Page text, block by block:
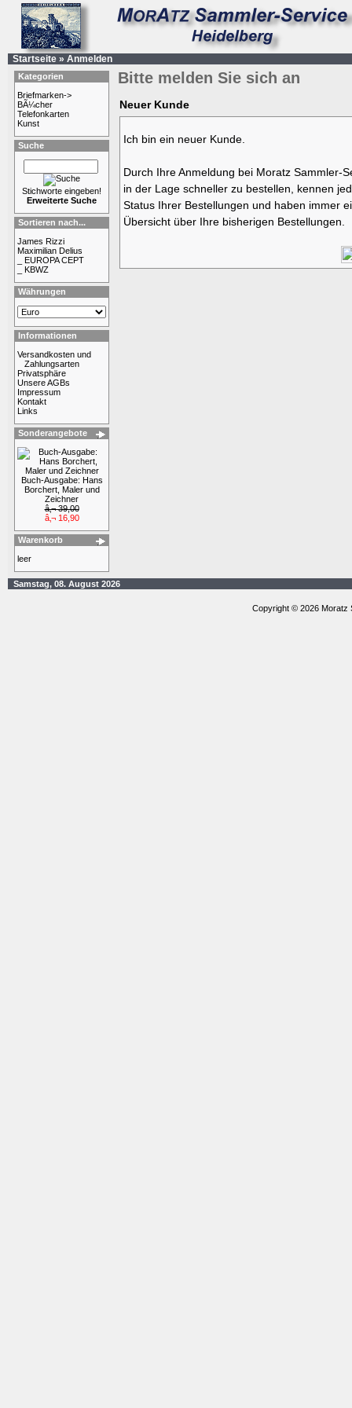
Startseite » Anmelden
Kategorien
Briefmarken->
BÃ¼cher
Telefonkarten
Kunst
Suche
Stichworte eingeben!
Erweiterte Suche
Sortieren nach...
James Rizzi
Maximilian Delius
_ EUROPA CEPT
_ KBWZ
Währungen
Informationen
Versandkosten und
Zahlungsarten
Privatsphäre
Unsere AGBs
Impressum
Kontakt
Links
Sonderangebote
Buch-Ausgabe: Hans
Borchert, Maler und
Zeichner
â‚¬ 39,00
â‚¬ 16,90
Warenkorb
leer
Bitte melden Sie sich an
Neuer Kunde
Ich bin ein neuer Kunde.
Durch Ihre Anmeldung bei Moratz Sammler-
in der Lage schneller zu bestellen, kennen
Status Ihrer Bestellungen und haben immer
Übersicht über Ihre bisherigen Bestellungen.
Samstag, 08. August 2026
Copyright © 2026 Moratz